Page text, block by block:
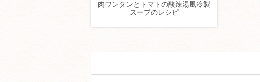
肉ワンタンとトマトの酸辣湯風冷製
スープのレシピ